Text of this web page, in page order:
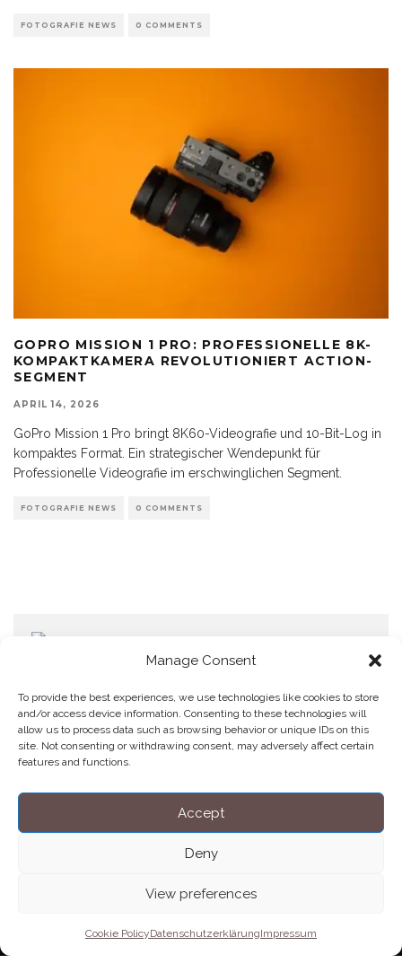
Manage Consent
To provide the best experiences, we use technologies like cookies to store
and/or access device information. Consenting to these technologies will
allow us to process data such as browsing behavior or unique IDs on this
site. Not consenting or withdrawing consent, may adversely affect certain
features and functions.
Accept
Deny
View preferences
Cookie PolicyDatenschutzerklärungImpressum
FOTOGRAFIE NEWS 0 COMMENTS
GOPRO MISSION 1 PRO: PROFESSIONELLE 8K-
KOMPAKTKAMERA REVOLUTIONIERT ACTION-
SEGMENT
APRIL 14, 2026
GoPro Mission 1 Pro bringt 8K60-Videografie und 10-Bit-Log in
kompaktes Format. Ein strategischer Wendepunkt für
Professionelle Videografie im erschwinglichen Segment.
FOTOGRAFIE NEWS 0 COMMENTS
Home
Datenschutzerklärung
Impressum
Cookie Policy (EU)